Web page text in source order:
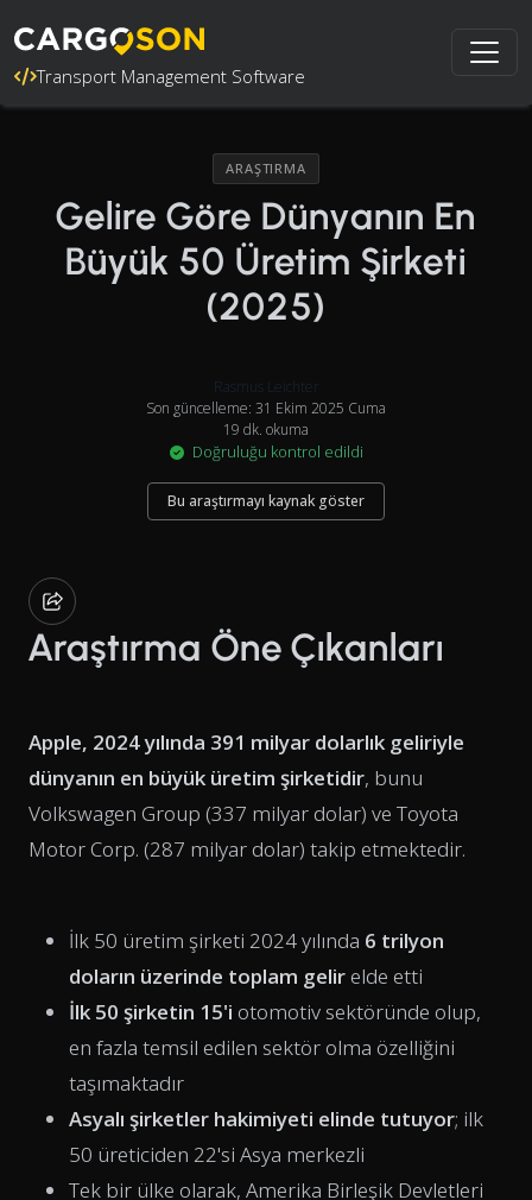
Transport Management Software
ARAŞTIRMA
Gelire Göre Dünyanın En
Büyük 50 Üretim Şirketi
(2025)
Rasmus Leichter
Son güncelleme: 31 Ekim 2025 Cuma
19 dk. okuma
Doğruluğu kontrol edildi
Bu araştırmayı kaynak göster
Araştırma Öne Çıkanları
Apple, 2024 yılında 391 milyar dolarlık geliriyle
dünyanın en büyük üretim şirketidir, bunu
Volkswagen Group (337 milyar dolar) ve Toyota
Motor Corp. (287 milyar dolar) takip etmektedir.
İlk 50 üretim şirketi 2024 yılında 6 trilyon
doların üzerinde toplam gelir elde etti
İlk 50 şirketin 15'i otomotiv sektöründe olup,
en fazla temsil edilen sektör olma özelliğini
taşımaktadır
Asyalı şirketler hakimiyeti elinde tutuyor; ilk
50 üreticiden 22'si Asya merkezli
Tek bir ülke olarak, Amerika Birleşik Devletleri